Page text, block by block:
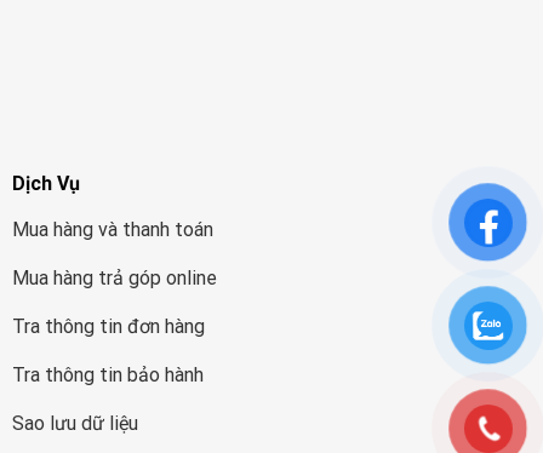
Dịch Vụ
Mua hàng và thanh toán
Mua hàng trả góp online
Tra thông tin đơn hàng
Tra thông tin bảo hành
Sao lưu dữ liệu